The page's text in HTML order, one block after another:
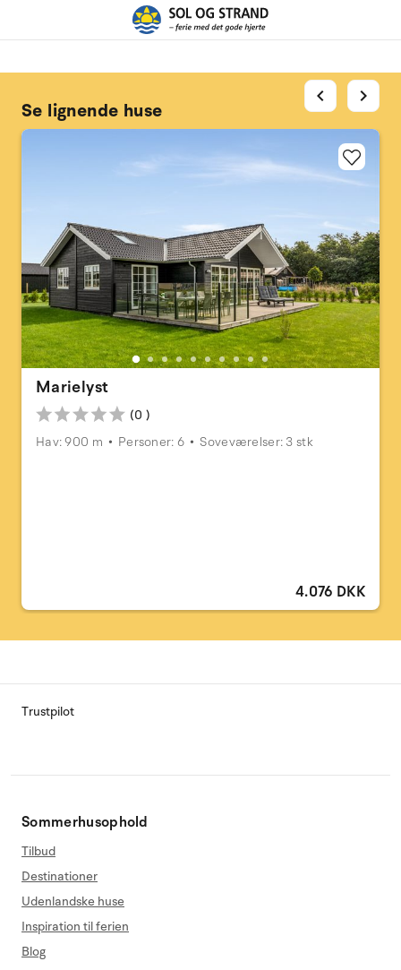
Se lignende huse
Marielyst
(0 )
Hav: 900 m
Personer: 6 Soveværelser: 3 stk
4.076 DKK
chevron_left chevron_right
Trustpilot
Sommerhusophold
Tilbud
Destinationer
Udenlandske huse
Inspiration til ferien
Blog